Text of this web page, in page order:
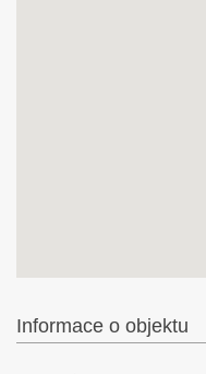
Informace o objektu